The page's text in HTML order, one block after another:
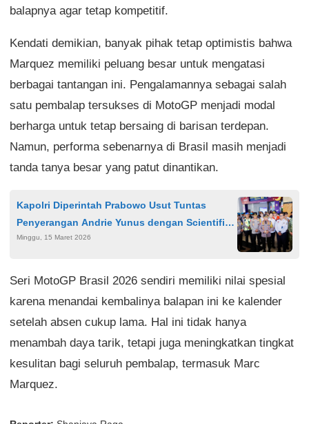
balapnya agar tetap kompetitif.
Kendati demikian, banyak pihak tetap optimistis bahwa
Marquez memiliki peluang besar untuk mengatasi
berbagai tantangan ini. Pengalamannya sebagai salah
satu pembalap tersukses di MotoGP menjadi modal
berharga untuk tetap bersaing di barisan terdepan.
Namun, performa sebenarnya di Brasil masih menjadi
tanda tanya besar yang patut dinantikan.
Kapolri Diperintah Prabowo Usut Tuntas
Penyerangan Andrie Yunus dengan Scientific
Crime Investigation
Minggu, 15 Maret 2026
Seri MotoGP Brasil 2026 sendiri memiliki nilai spesial
karena menandai kembalinya balapan ini ke kalender
setelah absen cukup lama. Hal ini tidak hanya
menambah daya tarik, tetapi juga meningkatkan tingkat
kesulitan bagi seluruh pembalap, termasuk Marc
Marquez.